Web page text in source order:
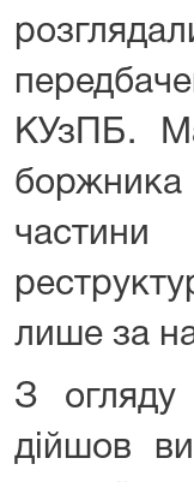
КУзПБ.
боржника
лише за
З огляду
дійшов